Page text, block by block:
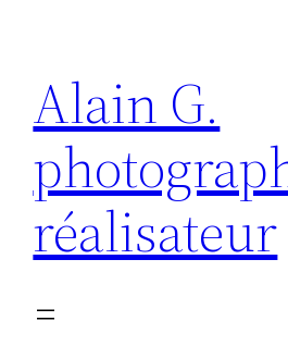
contenu
Alain G.
réalisateur